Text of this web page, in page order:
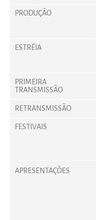
PRODUÇÃO
ESTRÉIA
PRIMEIRA
TRANSMISSÃO
RETRANSMISSÃO
FESTIVAIS
APRESENTAÇÕES